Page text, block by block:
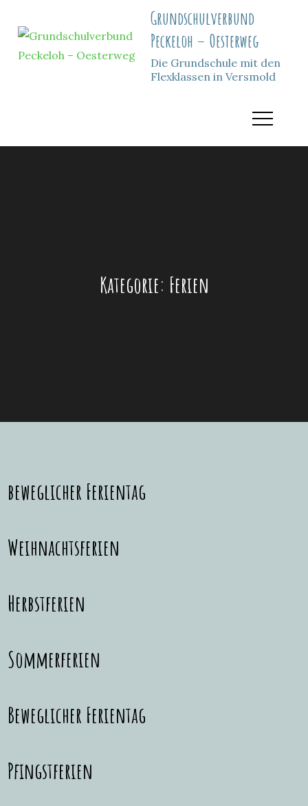
content
Grundschulverbund
Peckeloh – Oesterweg
Die Grundschule mit den
Flexklassen in Versmold
Kategorie: Ferien
beweglicher Ferientag
Weihnachtsferien
Herbstferien
Sommerferien
Beweglicher Ferientag
Pfingstferien